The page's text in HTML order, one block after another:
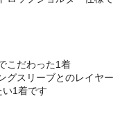
こだわった1着
グスリーブとのレイヤー
い1着です